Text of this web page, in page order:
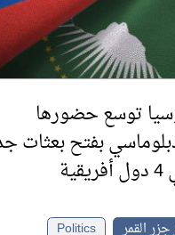
اخبار جزر
أهم اخبار جزر
توسع حضورها
بفتح بعثات
جزر القمر
Politics